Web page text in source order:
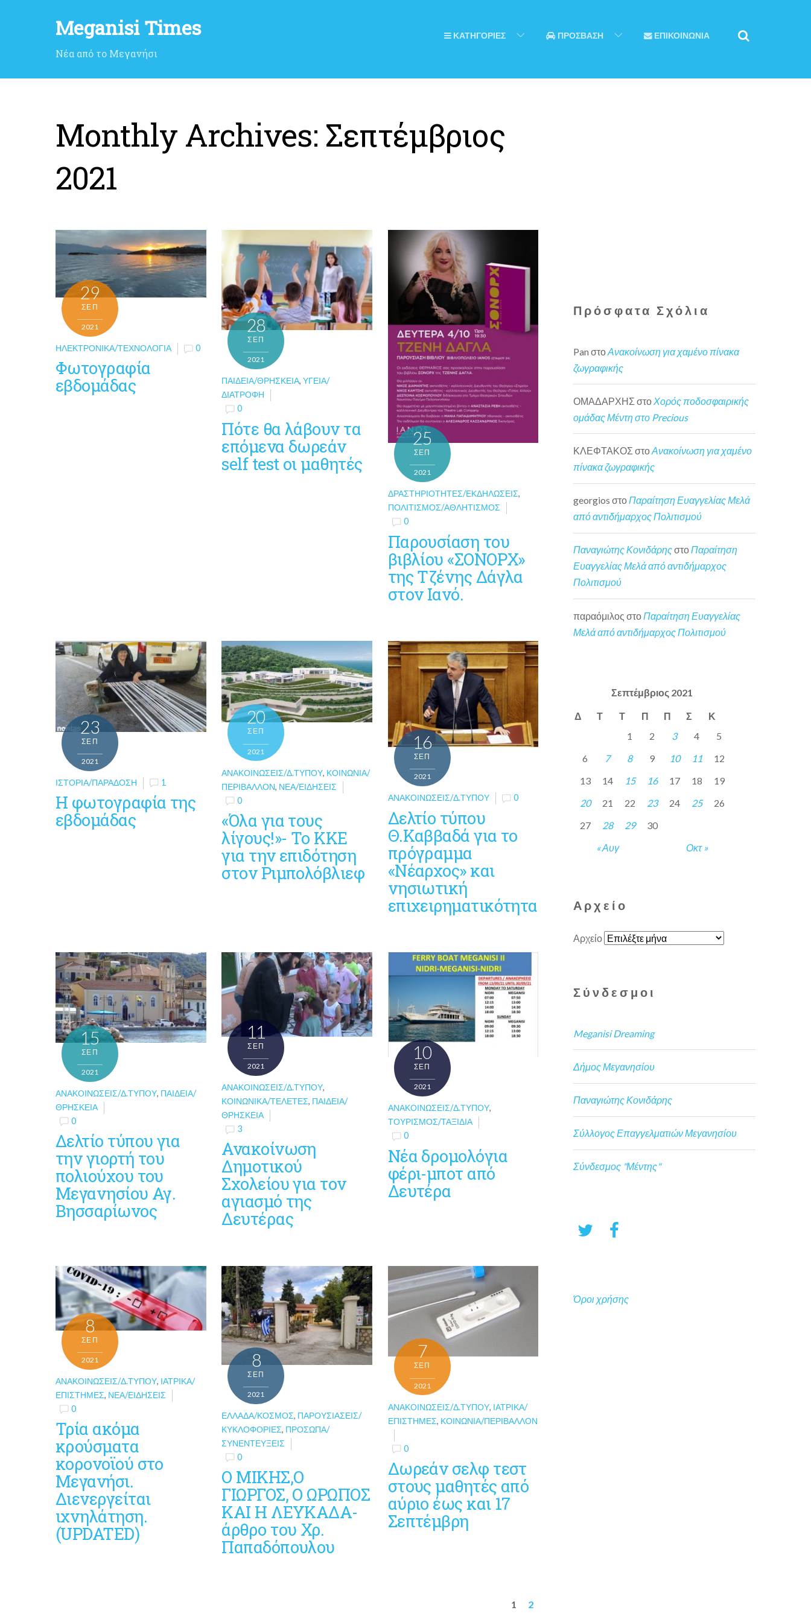
Meganisi Times
Νέα από το Μεγανήσι
ΚΑΤΗΓΟΡΙΕΣ ΠΡΟΣΒΑΣΗ ΕΠΙΚΟΙΝΩΝΙΑ
Monthly Archives: Σεπτέμβριος
2021
29
ΣΕΠ
2021
ΗΛΕΚΤΡΟΝΙΚΆ/ΤΕΧΝΟΛΟΓΊΑ 0
Φωτογραφία
εβδομάδας
28
ΣΕΠ
2021
ΠΑΙΔΕΊΑ/ΘΡΗΣΚΕΊΑ,ΥΓΕΊΑ/
ΔΙΑΤΡΟΦΉ
0
Πότε θα λάβουν τα
επόμενα δωρεάν
self test οι μαθητές
25
ΣΕΠ
2021
ΔΡΑΣΤΗΡΙΌΤΗΤΕΣ/ΕΚΔΗΛΏΣΕΙΣ,
ΠΟΛΙΤΙΣΜΌΣ/ΑΘΛΗΤΙΣΜΌΣ
0
Παρουσίαση του
βιβλίου «ΣΟΝΟΡΧ»
της Τζένης Δάγλα
στον Ιανό.
23
ΣΕΠ
2021
ΙΣΤΟΡΊΑ/ΠΑΡΆΔΟΣΗ 1
Η φωτογραφία της
εβδομάδας
20
ΣΕΠ
2021
ΑΝΑΚΟΙΝΏΣΕΙΣ/Δ.ΤΎΠΟΥ, ΚΟΙΝΩΝΊΑ/
ΠΕΡΙΒΆΛΛΟΝ, ΝΈΑ/ΕΙΔΉΣΕΙΣ
0
«Όλα για τους
λίγους!»- Το ΚΚΕ
για την επιδότηση
στον Ριμπολόβλιεφ
16
ΣΕΠ
2021
ΑΝΑΚΟΙΝΏΣΕΙΣ/Δ.ΤΎΠΟΥ 0
Δελτίο τύπου
Θ.Καββαδά για το
πρόγραμμα
«Νέαρχος» και
νησιωτική
επιχειρηματικότητα
15
ΣΕΠ
2021
ΑΝΑΚΟΙΝΏΣΕΙΣ/Δ.ΤΎΠΟΥ, ΠΑΙΔΕΊΑ/
ΘΡΗΣΚΕΊΑ
0
Δελτίο τύπου για
την γιορτή του
πολιούχου του
Μεγανησίου Αγ.
Βησσαρίωνος
11
ΣΕΠ
2021
ΑΝΑΚΟΙΝΏΣΕΙΣ/Δ.ΤΎΠΟΥ,
ΚΟΙΝΩΝΙΚΆ/ΤΕΛΕΤΈΣ, ΠΑΙΔΕΊΑ/
ΘΡΗΣΚΕΊΑ
3
Ανακοίνωση
Δημοτικού
Σχολείου για τον
αγιασμό της
Δευτέρας
10
ΣΕΠ
2021
ΑΝΑΚΟΙΝΏΣΕΙΣ/Δ.ΤΎΠΟΥ,
ΤΟΥΡΙΣΜΌΣ/ΤΑΞΊΔΙΑ
0
Νέα δρομολόγια
φέρι-μποτ από
Δευτέρα
8
ΣΕΠ
2021
ΑΝΑΚΟΙΝΏΣΕΙΣ/Δ.ΤΎΠΟΥ, ΙΑΤΡΙΚΆ/
ΕΠΙΣΤΉΜΕΣ, ΝΈΑ/ΕΙΔΉΣΕΙΣ
0
Τρία ακόμα
κρούσματα
κορονοϊού στο
Μεγανήσι.
Διενεργείται
ιχνηλάτηση.
(UPDATED)
8
ΣΕΠ
2021
ΕΛΛΆΔΑ/ΚΌΣΜΟΣ, ΠΑΡΟΥΣΙΆΣΕΙΣ/
ΚΥΚΛΟΦΟΡΊΕΣ, ΠΡΌΣΩΠΑ/
ΣΥΝΕΝΤΕΎΞΕΙΣ
0
O MIKHΣ,Ο
ΓΙΩΡΓΟΣ, Ο ΩΡΩΠΟΣ
ΚΑΙ Η ΛΕΥΚΑΔΑ-
άρθρο του Χρ.
Παπαδόπουλου
7
ΣΕΠ
2021
ΑΝΑΚΟΙΝΏΣΕΙΣ/Δ.ΤΎΠΟΥ, ΙΑΤΡΙΚΆ/
ΕΠΙΣΤΉΜΕΣ, ΚΟΙΝΩΝΊΑ/ΠΕΡΙΒΆΛΛΟΝ
0
Δωρεάν σελφ τεστ
στους μαθητές από
αύριο έως και 17
Σεπτέμβρη
1 2
Πρόσφατα Σχόλια
Pan στοΑνακοίνωση για χαμένο πίνακα
ζωγραφικής
ΟΜΑΔΑΡΧΗΣ στο Χορός ποδοσφαιρικής
ομάδας Μέντη στο Precious
ΚΛΕΦΤΑΚΟΣ στοΑνακοίνωση για χαμένο
πίνακα ζωγραφικής
georgios στοΠαραίτηση Ευαγγελίας Μελά
από αντιδήμαρχος Πολιτισμού
Παναγιώτης ΚονιδάρηςστοΠαραίτηση
Ευαγγελίας Μελά από αντιδήμαρχος
Πολιτισμού
παραόμιλος στο Παραίτηση Ευαγγελίας
Μελά από αντιδήμαρχος Πολιτισμού
Σεπτέμβριος 2021
Δ Τ Τ Π Π Σ Κ
« Αυγ Οκτ »
1 2 3 4
5
6
7 8 9 10 11
12
13
14 15 16 17 18
19
20
21 22 23 24 25
26
27
28 29 30
Αρχείο
Αρχείο
Σύνδεσμοι
Meganisi Dreaming
Δήμος Μεγανησίου
Παναγιώτης Κονιδάρης
Σύλλογος Επαγγελματιών Μεγανησίου
Σύνδεσμος "Μέντης"
Όροι χρήσης